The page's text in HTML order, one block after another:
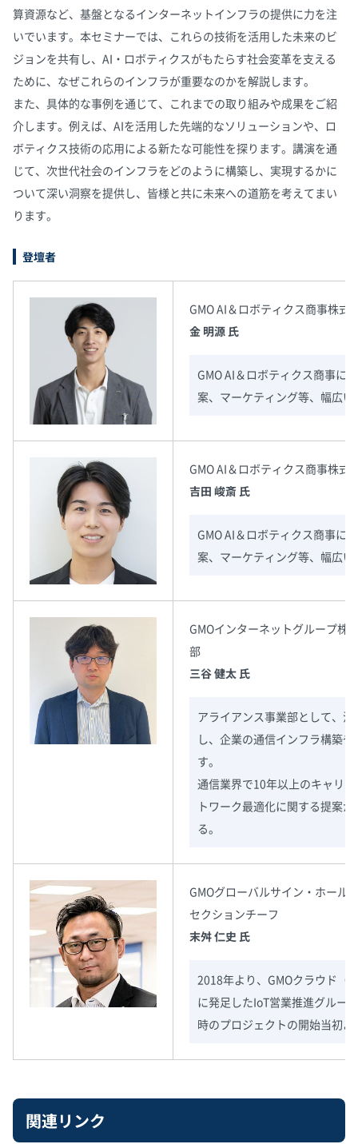
算資源など、基盤となるインターネットインフラの提供に力を注
いでいます。本セミナーでは、これらの技術を活用した未来のビ
ジョンを共有し、AI・ロボティクスがもたらす社会変革を支える
ために、なぜこれらのインフラが重要なのかを解説します。
また、具体的な事例を通じて、これまでの取り組みや成果をご紹
介します。例えば、AIを活用した先端的なソリューションや、ロ
ボティクス技術の応用による新たな可能性を探ります。講演を通
じて、次世代社会のインフラをどのように構築し、実現するかに
ついて深い洞察を提供し、皆様と共に未来への道筋を考えてまい
ります。
登壇者
GMO AI＆ロボティクス商事株式
金 明源 氏
GMO AI＆ロボティクス商事に
案、マーケティング等、幅広
GMO AI＆ロボティクス商事株式
吉田 峻斎 氏
GMO AI＆ロボティクス商事に
案、マーケティング等、幅広
GMOインターネットグループ株
部
三谷 健太 氏
アライアンス事業部として、
し、企業の通信インフラ構築
す。
通信業界で10年以上のキャリ
トワーク最適化に関する提案
る。
GMOグローバルサイン・ホール
セクションチーフ
末舛 仁史 氏
2018年より、GMOクラウド（
に発足したIoT営業推進グルー
時のプロジェクトの開始当初
関連リンク